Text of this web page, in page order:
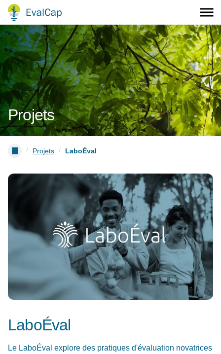
Projets
/ Projets / LaboÉval
LaboÉval
Le LaboÉval explore des pratiques d'évaluation novatrices